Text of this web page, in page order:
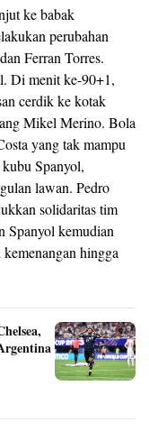
ke babak
perubahan
Ferran Torres.
Di menit ke-90+1,
cerdik ke kotak
Mikel Merino. Bola
yang tak mampu
Spanyol,
lawan. Pedro
solidaritas tim
Spanyol kemudian
hingga